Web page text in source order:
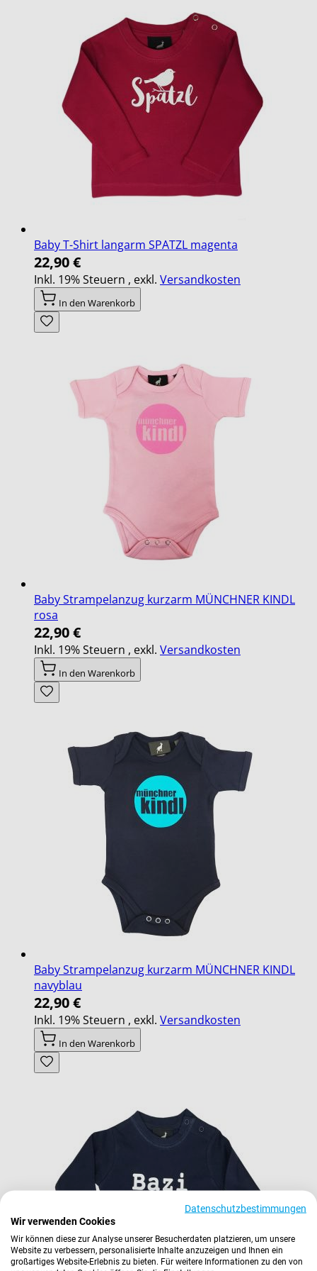
Baby T-Shirt langarm SPATZL magenta
22,90 €
Inkl. 19% Steuern , exkl. Versandkosten
In den Warenkorb
Baby Strampelanzug kurzarm MÜNCHNER KINDL
rosa
22,90 €
Inkl. 19% Steuern , exkl. Versandkosten
In den Warenkorb
Baby Strampelanzug kurzarm MÜNCHNER KINDL
navyblau
22,90 €
Inkl. 19% Steuern , exkl. Versandkosten
In den Warenkorb
Datenschutzbestimmungen
Wir verwenden Cookies
Wir können diese zur Analyse unserer Besucherdaten platzieren, um unsere
Website zu verbessern, personalisierte Inhalte anzuzeigen und Ihnen ein
großartiges Website-Erlebnis zu bieten. Für weitere Informationen zu den von